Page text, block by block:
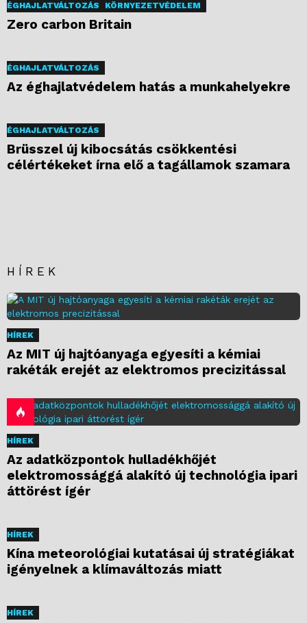
ÉGHAJLATVÁLTOZÁS KÖRNYEZETVÉDELEM
Zero carbon Britain
ÉGHAJLATVÁLTOZÁS
Az éghajlatvédelem hatás a munkahelyekre
ÉGHAJLATVÁLTOZÁS
Brüsszel új kibocsátás csökkentési
célértékeket írna elő a tagállamok szamara
HÍREK
HÍREK
Az MIT új hajtóanyaga egyesíti a kémiai
rakéták erejét az elektromos precizitással
HÍREK
Az adatközpontok hulladékhőjét
elektromossággá alakító új technológia ipari
áttörést ígér
HÍREK
Kína meteorológiai kutatásai új stratégiákat
igényelnek a klímaváltozás miatt
HÍREK